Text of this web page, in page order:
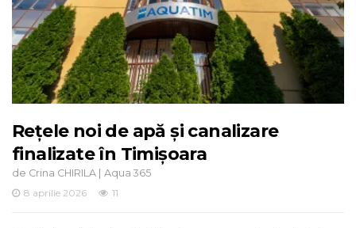
Rețele noi de apă și canalizare
finalizate în Timișoara
de Crina CHIRILA | Aqua 365
8 aprilie 2026
11